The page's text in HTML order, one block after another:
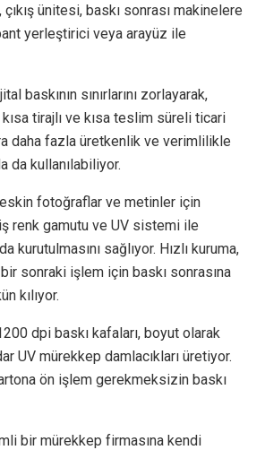
ünitesi, baskı sonrası makinelere
yerleştirici veya arayüz ile
baskının sınırlarını zorlayarak,
tirajlı ve kısa teslim süreli ticari
daha fazla üretkenlik ve verimlilikle
da kullanılabiliyor.
fotoğraflar ve metinler için
renk gamutu ve UV sistemi ile
kurutulmasını sağlıyor. Hızlı kuruma,
sonraki işlem için baskı sonrasına
kılıyor.
dpi baskı kafaları, boyut olarak
UV mürekkep damlacıkları üretiyor.
ön işlem gerekmeksizin baskı
bir mürekkep firmasına kendi